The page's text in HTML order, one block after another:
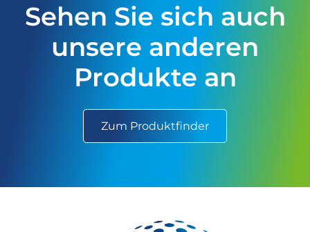
Sehen Sie sich auch
unsere anderen
Produkte an
Zum Produktfinder